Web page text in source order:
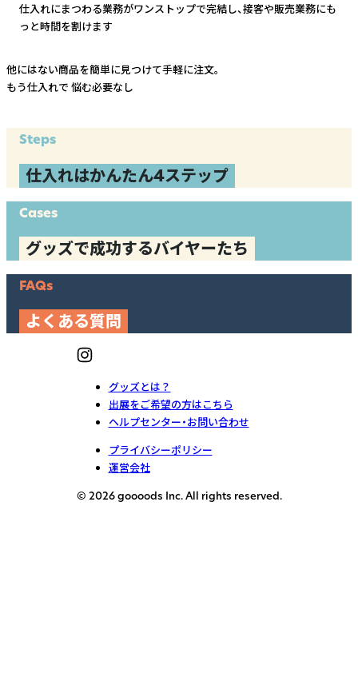
仕入れにまつわる業務がワンストップで完結し、接客や販売業務にも
っと時間を割けます
他にはない商品を簡単に見つけて手軽に注文。
もう仕入れで 悩む必要なし
Steps
仕入れはかんたん4ステップ
Cases
グッズで成功するバイヤーたち
FAQs
よくある質問
グッズとは？
出展をご希望の方はこちら
ヘルプセンター・お問い合わせ
プライバシーポリシー
運営会社
© 2026 goooods Inc. All rights reserved.